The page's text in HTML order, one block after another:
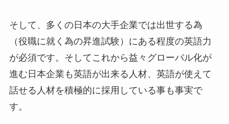
そして、多くの日本の大手企業では出世する為
（役職に就く為の昇進試験）にある程度の英語力
が必須です。そしてこれから益々グローバル化が
進む日本企業も英語が出来る人材、英語が使えて
話せる人材を積極的に採用している事も事実で
す。